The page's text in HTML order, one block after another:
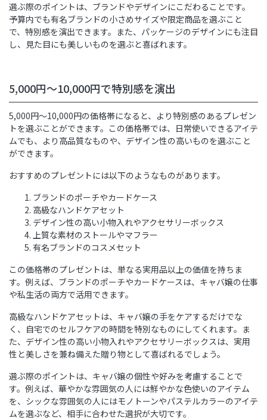
選ぶ際のポイントは、ブランドやデザインにこだわることです。
予算内でも有名ブランドの小さめサイズや限定商品を選ぶこと
で、特別感を演出できます。また、パッケージのデザインにも注目
し、見た目にも美しいものを選ぶと喜ばれます。
5,000円～10,000円で特別感を演出
5,000円～10,000円の価格帯になると、より特別感のあるプレゼン
トを選ぶことができます。この価格帯では、日常使いできるアイテ
ムでも、より高品質なものや、デザイン性の高いものを選ぶこと
ができます。
おすすめのプレゼントには以下のようなものがあります。
ブランドのポーチやカードケース
高級なハンドケアセット
デザイン性の高い小物入れやアクセサリーボックス
上質な素材のストールやマフラー
有名ブランドのコスメセット
この価格帯のプレゼントは、単なる実用品以上の価値を持ちま
す。例えば、ブランドのポーチやカードケースは、キャバ嬢の仕事
や私生活の両方で活用できます。
高級なハンドケアセットは、キャバ嬢の手をケアするだけでな
く、自宅でのセルフケアの時間を特別なものにしてくれます。ま
た、デザイン性の高い小物入れやアクセサリーボックスは、実用
性と美しさを兼ね備えた贈り物として喜ばれるでしょう。
選ぶ際のポイントは、キャバ嬢の個性や好みを考慮することで
す。例えば、華やかな雰囲気の人には鮮やかな色使いのアイテム
を、シックな雰囲気の人にはモノトーンやパステルカラーのアイテ
ムを選ぶなど、相手に合わせた選択が大切です。